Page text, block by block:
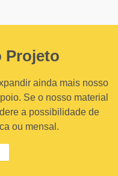
Projeto
ainda mais nosso
Se o nosso material
a possibilidade de
ou mensal.